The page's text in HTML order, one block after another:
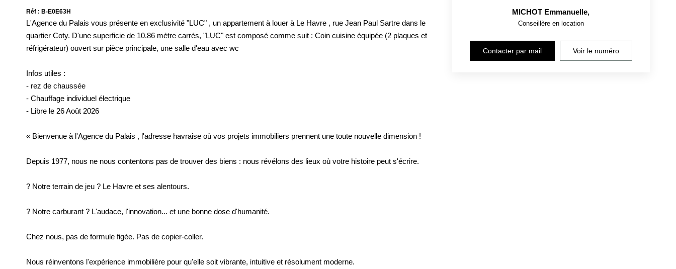
Réf : B-E0E63H
L'Agence du Palais vous présente en exclusivité "LUC" , un appartement à louer à Le Havre , rue Jean Paul Sartre dans le
quartier Coty. D'une superficie de 10.86 mètre carrés, "LUC" est composé comme suit : Coin cuisine équipée (2 plaques et
réfrigérateur) ouvert sur pièce principale, une salle d'eau avec wc
Infos utiles :
- rez de chaussée
- Chauffage individuel électrique
- Libre le 26 Août 2026
« Bienvenue à l'Agence du Palais , l'adresse havraise où vos projets immobiliers prennent une toute nouvelle dimension !
Depuis 1977, nous ne nous contentons pas de trouver des biens : nous révélons des lieux où votre histoire peut s'écrire.
? Notre terrain de jeu ? Le Havre et ses alentours.
? Notre carburant ? L'audace, l'innovation... et une bonne dose d'humanité.
Chez nous, pas de formule figée. Pas de copier-coller.
Nous réinventons l'expérience immobilière pour qu'elle soit vibrante, intuitive et résolument moderne.
MICHOT Emmanuelle,
Conseillère en location
Contacter par mail Voir le numéro